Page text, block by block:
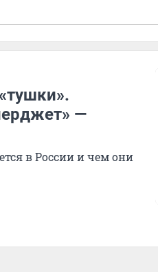
—
в России и чем они